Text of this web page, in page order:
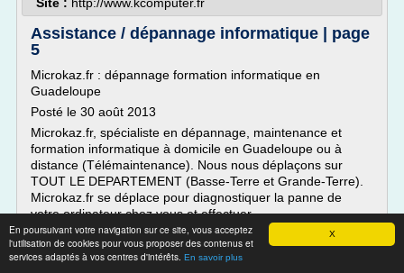
X
En poursuivant votre navigation sur ce site, vous acceptez
l'utilisation de cookies pour vous proposer des contenus et
services adaptés à vos centres d'intérêts. En savoir plus
Assistance / dépannage informatique | page
5
Microkaz.fr : dépannage formation informatique en
Guadeloupe
Posté le 30 août 2013
Microkaz.fr, spécialiste en dépannage, maintenance et
formation informatique à domicile en Guadeloupe ou à
distance (Télémaintenance). Nous nous déplaçons sur
TOUT LE DEPARTEMENT (Basse-Terre et Grande-Terre).
Microkaz.fr se déplace pour diagnostiquer la panne de
votre ordinateur chez vous et effectuer...
Lire la suite